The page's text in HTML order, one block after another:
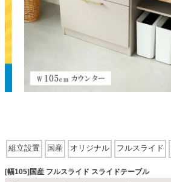
ソファ
ダイニングテーブル・セット
組立設置 国産 オリジナル フルスライド
[幅105]国産 フルスライド スライドテーブル